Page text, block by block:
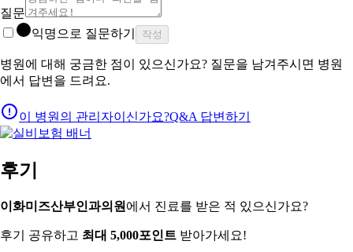
질문
익명으로 질문하기
작성
병원에 대해 궁금한 점이 있으신가요? 질문을 남겨주시면 병원
에서 답변을 드려요.
이 병원의 관리자이신가요?Q&A 답변하기
후기
이화미즈산부인과의원 에서 진료를 받은 적 있으신가요?
후기 공유하고 최대 5,000포인트 받아가세요!